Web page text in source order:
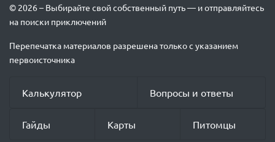
© 2026 – Выбирайте свой собственный путь — и отправляйтесь
на поиски приключений
Перепечатка материалов разрешена только с указанием
первоисточника
Калькулятор Вопросы и ответы
Гайды Карты Питомцы